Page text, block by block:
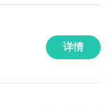
详情